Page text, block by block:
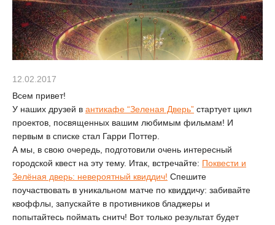
12.02.2017
Всем привет!
У наших друзей в антикафе “Зеленая Дверь” стартует цикл
проектов, посвященных вашим любимым фильмам! И
первым в списке стал Гарри Поттер.
А мы, в свою очередь, подготовили очень интересный
городской квест на эту тему. Итак, встречайте: Поквести и
Зелёная дверь: невероятный квиддич! Спешите
поучаствовать в уникальном матче по квиддичу: забивайте
квоффлы, запускайте в противников бладжеры и
попытайтесь поймать снитч! Вот только результат будет